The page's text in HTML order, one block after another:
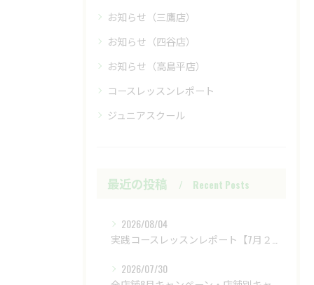
お知らせ（三鷹店）
お知らせ（四谷店）
お知らせ（高島平店）
コースレッスンレポート
ジュニアスクール
最近の投稿 Recent Posts
2026/08/04
2026/07/30